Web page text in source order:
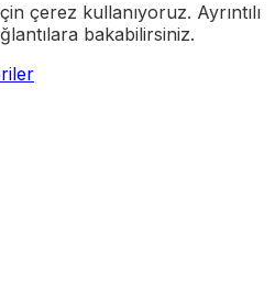
çerez kullanıyoruz. Ayrıntılı
bakabilirsiniz.